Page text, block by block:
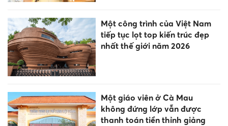
Một công trình của Việt Nam
tiếp tục lọt top kiến trúc đẹp
nhất thế giới năm 2026
Một giáo viên ở Cà Mau
không đứng lớp vẫn được
thanh toán tiền thỉnh giảng